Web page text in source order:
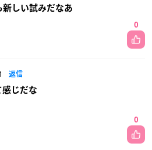
しい試みだなあ
0
返信
感じだな
0